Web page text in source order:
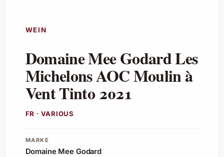
WEIN
Domaine Mee Godard Les
Michelons AOC Moulin à
Vent Tinto 2021
FR · VARIOUS
MARKE
Domaine Mee Godard